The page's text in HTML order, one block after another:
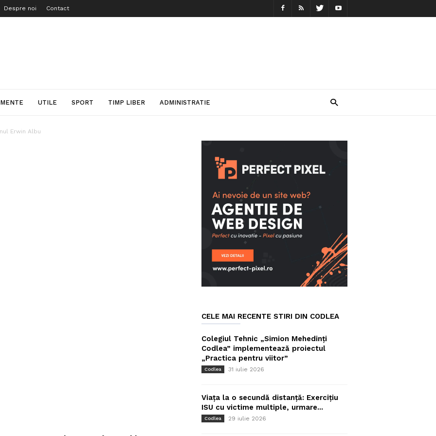
Despre noi Contact
UTILE SPORT TIMP LIBER ADMINISTRATIE
Erwin Albu
CELE MAI RECENTE STIRI DIN CODLEA
Colegiul Tehnic „Simion Mehedinți
Codlea” implementează proiectul
„Practica pentru viitor”
Codlea 31 iulie 2026
Viața la o secundă distanță: Exercițiu
ISU cu victime multiple, urmare...
Codlea 29 iulie 2026